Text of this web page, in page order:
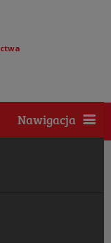
Nawigacja